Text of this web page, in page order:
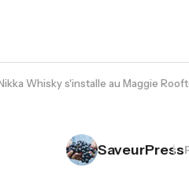
Whisky s'installe au Maggie
SaveurPress